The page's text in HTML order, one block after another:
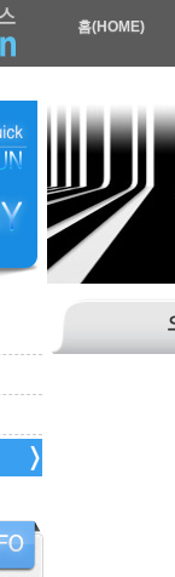
홈(HOME)